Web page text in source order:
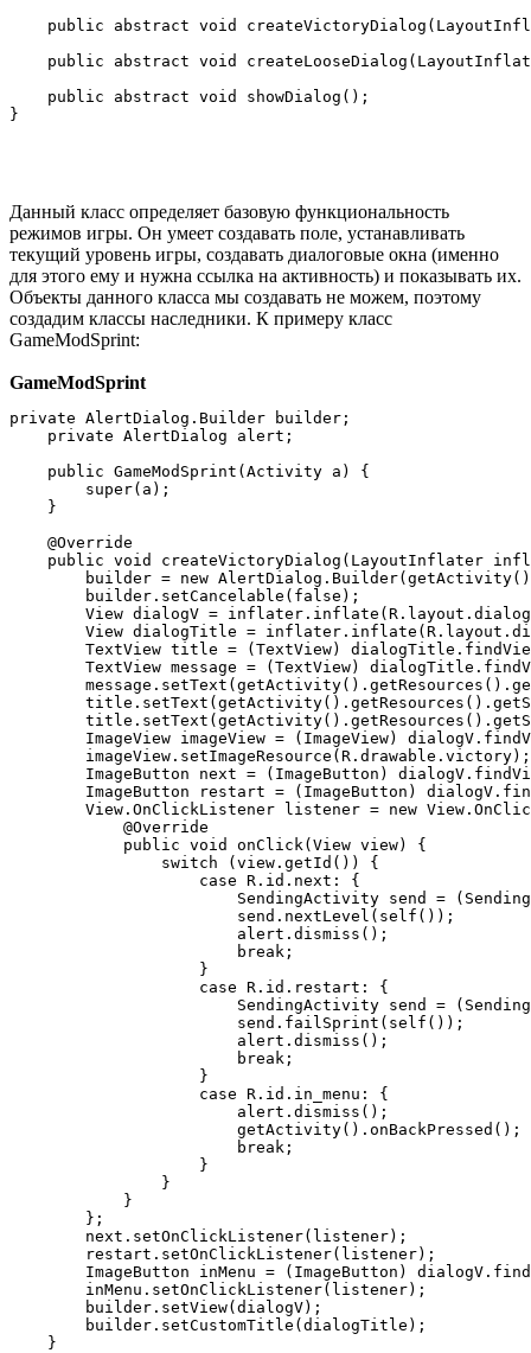
public abstract void
public abstract void
    public abstract void showDialog();
Данный класс определяет базовую функциональность
режимов игры. Он умеет создавать поле, устанавливать
текущий уровень игры, создавать диалоговые окна (именно
для этого ему и нужна ссылка на активность) и показывать их.
Объекты данного класса мы создавать не можем, поэтому
создадим классы наследники. К примеру класс
GameModSprint:
GameModSprint
private AlertDialog.Builder builder;
    private AlertDialog alert;
    public GameModSprint(Activity a) {
        super(a);
    }
    @Override
public void createVictoryDialog(LayoutInflater
builder = new
        builder.setCancelable(false);
View dialogV =
View dialogTitle =
TextView title = (TextView)
TextView message = (TextView)
ImageView imageView = (ImageView)
        imageView.setImageResource(R.drawable.victory);
ImageButton next = (ImageButton)
ImageButton restart = (ImageButton)
View.OnClickListener listener = new
            @Override
            public void onClick(View view) {
                switch (view.getId()) {
                    case R.id.next: {
SendingActivity send =
                        send.nextLevel(self());
                        alert.dismiss();
                        break;
                    }
                    case R.id.restart: {
SendingActivity send =
                        send.failSprint(self());
                        alert.dismiss();
                        break;
                    }
                    case R.id.in_menu: {
                        alert.dismiss();
                        getActivity().onBackPressed();
                        break;
                    }
                }
            }
        };
        next.setOnClickListener(listener);
        restart.setOnClickListener(listener);
ImageButton inMenu = (ImageButton)
        inMenu.setOnClickListener(listener);
        builder.setView(dialogV);
        builder.setCustomTitle(dialogTitle);
    }